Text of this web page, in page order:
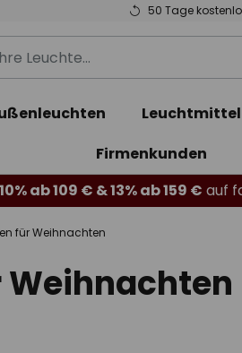
50 Tage
Leuchtmittel
Firmenkunden
ab 109 € & 13% ab 159 € auf
für Weihnachten